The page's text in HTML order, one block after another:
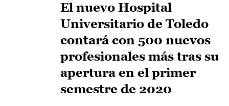
El nuevo Hospital
Universitario de Toledo
contará con 500 nuevos
profesionales más tras su
apertura en el primer
semestre de 2020